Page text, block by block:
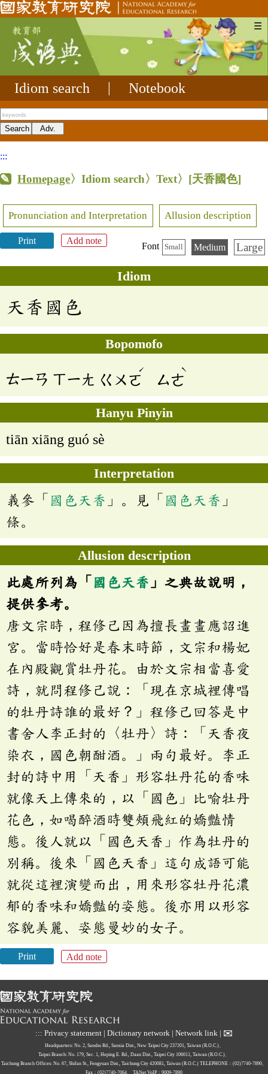
☰
Idiom search Notebook
:::
Homepage〉Idiom search〉Text〉 [天香國色]
Pronunciation and Interpretation Allusion description
Print Add note
Font Small Medium Large
Idiom
天香國色
Bopomofo
ㄊㄧㄢ ㄒㄧㄤ ㄍㄨㄛ
ˊ
ㄙㄜ
ˋ
Hanyu Pinyin
tiān xiāng guó sè
Interpretation
義參「 國色天香 」。見「 國色天香 」
條。
Allusion description
此處所列為「 國色天香 」之典故說明，
提供參考。
唐文宗時，程修己因為擅長畫畫應詔進
宮。當時恰好是春末時節，文宗和楊妃
在內殿觀賞牡丹花。由於文宗相當喜愛
詩，就問程修己說：「現在京城裡傳唱
的牡丹詩誰的最好？」程修己回答是中
書舍人李正封的〈牡丹〉詩：「天香夜
染衣，國色朝酣酒。」兩句最好。李正
封的詩中用「天香」形容牡丹花的香味
就像天上傳來的，以「國色」比喻牡丹
花色，如喝醉酒時雙頰飛紅的嬌豔情
態。後人就以「國色天香」作為牡丹的
別稱。後來「國色天香」這句成語可能
就從這裡演變而出，用來形容牡丹花濃
郁的香味和嬌豔的姿態。後亦用以形容
容貌美麗、姿態曼妙的女子。
Print Add note
::: Privacy statement | Dictionary network | Network link | ✉
Headquarters: No. 2, Sanshu Rd., Sanxia Dist., New Taipei City 237201, Taiwan (R.O.C.)、
Taipei Branch: No. 179, Sec. 1, Heping E. Rd., Daan Dist., Taipei City 106011, Taiwan (R.O.C.)、
Taichung Branch Offices: No. 67, Shifan St., Fengyuan Dist., Taichung City 420081, Taiwan (R.O.C.) TELEPHONE：(02)7740-7890、
Fax：(02)7740-7064、
TANet VoIP：9009-7890